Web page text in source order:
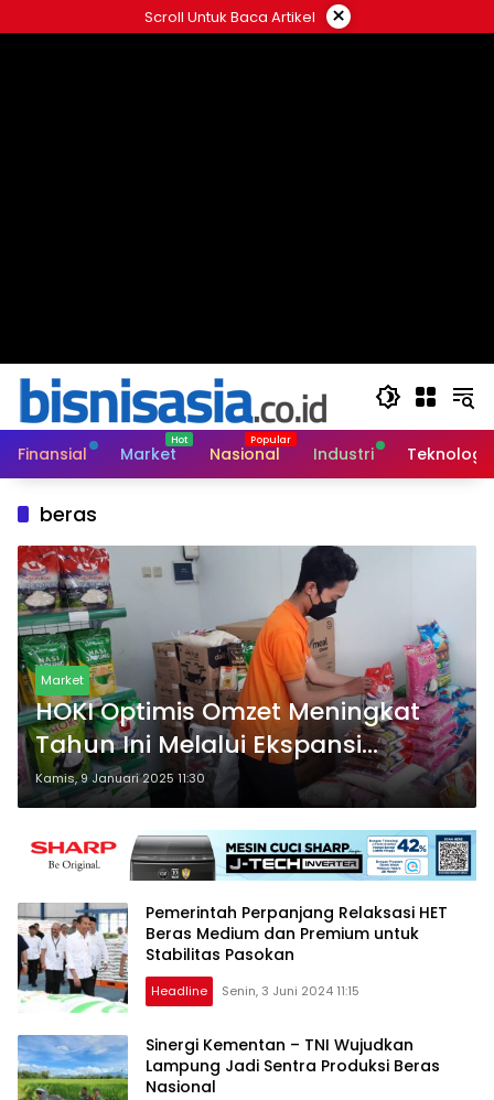
ke
Scroll Untuk Baca Artikel ×
Finansial Market Nasional Industri Teknologi
beras
Market
HOKI Optimis Omzet Meningkat
Tahun Ini Melalui Ekspansi
Jaringan Distribusi
Kamis, 9 Januari 2025 11:30
Pemerintah Perpanjang Relaksasi HET
Beras Medium dan Premium untuk
Stabilitas Pasokan
Headline Senin, 3 Juni 2024 11:15
Sinergi Kementan – TNI Wujudkan
Lampung Jadi Sentra Produksi Beras
Nasional